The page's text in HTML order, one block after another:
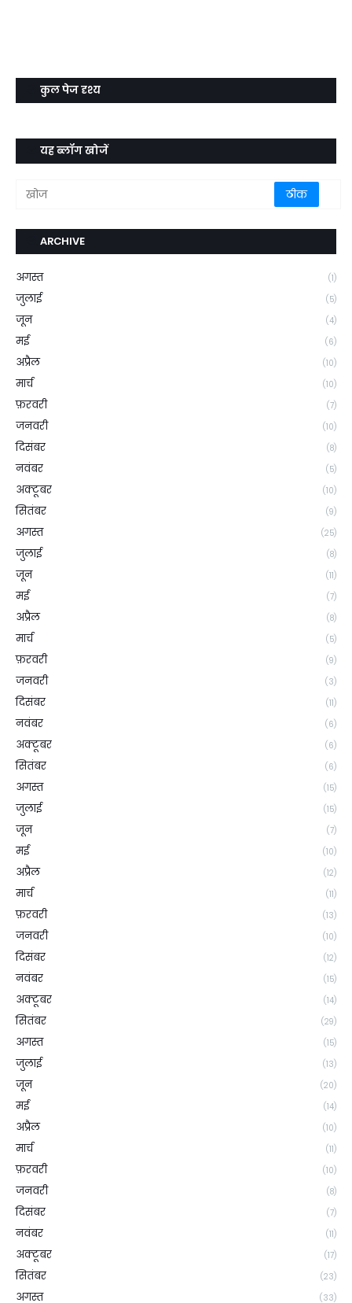
कुल पेज दृश्य
यह ब्लॉग खोजें
ARCHIVE
अगस्त (1)
जुलाई (5)
जून (4)
मई (6)
अप्रैल (10)
मार्च (10)
फ़रवरी (7)
जनवरी (10)
दिसंबर (8)
नवंबर (5)
अक्टूबर (10)
सितंबर (9)
अगस्त (25)
जुलाई (8)
जून (11)
मई (7)
अप्रैल (8)
मार्च (5)
फ़रवरी (9)
जनवरी (3)
दिसंबर (11)
नवंबर (6)
अक्टूबर (6)
सितंबर (6)
अगस्त (15)
जुलाई (15)
जून (7)
मई (10)
अप्रैल (12)
मार्च (11)
फ़रवरी (13)
जनवरी (10)
दिसंबर (12)
नवंबर (15)
अक्टूबर (14)
सितंबर (29)
अगस्त (15)
जुलाई (13)
जून (20)
मई (14)
अप्रैल (10)
मार्च (11)
फ़रवरी (10)
जनवरी (8)
दिसंबर (7)
नवंबर (11)
अक्टूबर (17)
सितंबर (23)
अगस्त (33)